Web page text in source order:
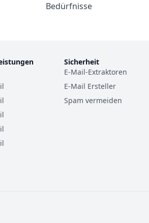
Bedürfnisse
Sicherheit
E-Mail-Extraktoren
E-Mail Ersteller
Spam vermeiden